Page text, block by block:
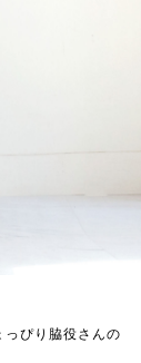
っぴり脇役さんの